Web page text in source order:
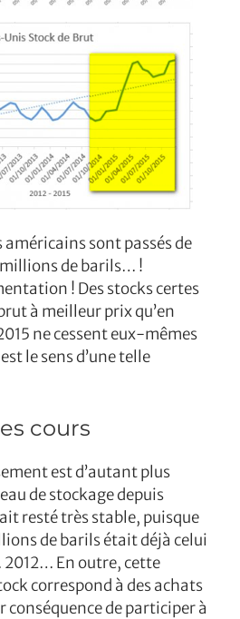
américains sont passés de
de barils… !
! Des stocks certes
à meilleur prix qu’en
ne cessent eux-mêmes
le sens d’une telle
cours
est d’autant plus
de stockage depuis
resté très stable, puisque
de barils était déjà celui
En outre, cette
correspond à des achats
conséquence de participer à